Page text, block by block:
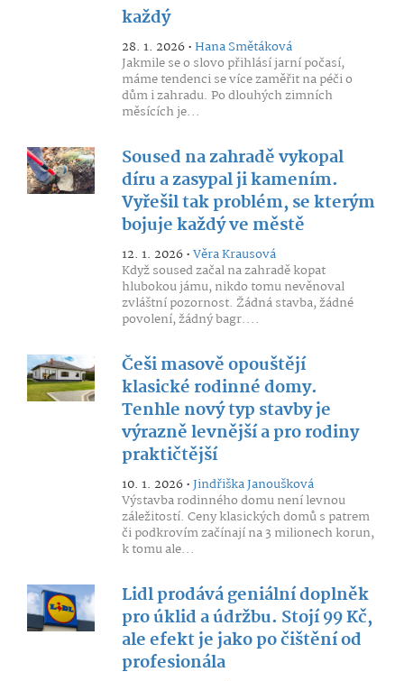
každý
28. 1. 2026 •Hana Smětáková
Jakmile se o slovo přihlásí jarní počasí,
máme tendenci se více zaměřit na péči o
dům i zahradu. Po dlouhých zimních
měsících je...
Soused na zahradě vykopal
díru a zasypal ji kamením.
Vyřešil tak problém, se kterým
bojuje každý ve městě
12. 1. 2026 •Věra Krausová
Když soused začal na zahradě kopat
hlubokou jámu, nikdo tomu nevěnoval
zvláštní pozornost. Žádná stavba, žádné
povolení, žádný bagr....
Češi masově opouštějí
klasické rodinné domy.
Tenhle nový typ stavby je
výrazně levnější a pro rodiny
praktičtější
10. 1. 2026 •Jindřiška Janoušková
Výstavba rodinného domu není levnou
záležitostí. Ceny klasických domů s patrem
či podkrovím začínají na 3 milionech korun,
k tomu ale...
Lidl prodává geniální doplněk
pro úklid a údržbu. Stojí 99 Kč,
ale efekt je jako po čištění od
profesionála